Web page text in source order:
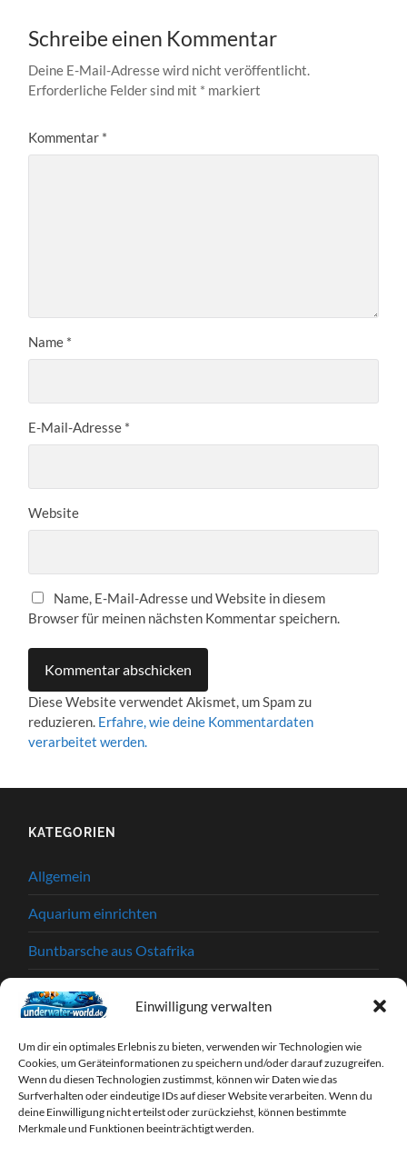
Einwilligung verwalten
Um dir ein optimales Erlebnis zu bieten, verwenden wir Technologien wie
Cookies, um Geräteinformationen zu speichern und/oder darauf zuzugreifen.
Wenn du diesen Technologien zustimmst, können wir Daten wie das
Surfverhalten oder eindeutige IDs auf dieser Website verarbeiten. Wenn du
deine Einwilligung nicht erteilst oder zurückziehst, können bestimmte
Merkmale und Funktionen beeinträchtigt werden.
Schreibe einen Kommentar
Deine E-Mail-Adresse wird nicht veröffentlicht.
Erforderliche Felder sind mit * markiert
Kommentar *
Name *
E-Mail-Adresse *
Website
Name, E-Mail-Adresse und Website in diesem
Browser für meinen nächsten Kommentar speichern.
Diese Website verwendet Akismet, um Spam zu
reduzieren. Erfahre, wie deine Kommentardaten
verarbeitet werden.
KATEGORIEN
Allgemein
Aquarium einrichten
Buntbarsche aus Ostafrika
Einkaufstipps
Krankheiten und Parasiten
Partnerprogramme
Tipps & Tricks